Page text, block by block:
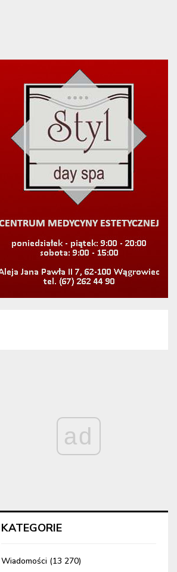
ad
KATEGORIE
Wiadomości (13 270)